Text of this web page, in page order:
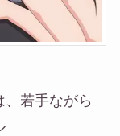
若手ながら